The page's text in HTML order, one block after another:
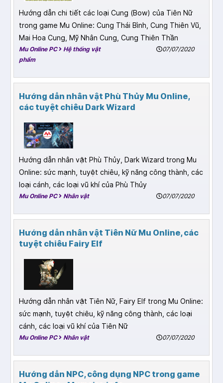
Hướng dẫn chi tiết các loại Cung (Bow) của Tiên Nữ
trong game Mu Online: Cung Thái Bình, Cung Thiên Vũ,
Mai Hoa Cung, Mỹ Nhân Cung, Cung Thiên Thần
Mu Online PC
Hệ thống vật
phẩm
07/07/2020
Hướng dẫn nhân vật Phù Thủy Mu Online,
các tuyệt chiêu Dark Wizard
Hướng dẫn nhân vật Phù Thủy, Dark Wizard trong Mu
Online: sức mạnh, tuyệt chiêu, kỹ năng công thành, các
loại cánh, các loại vũ khí của Phù Thủy
Mu Online PC Nhân vật 07/07/2020
Hướng dẫn nhân vật Tiên Nữ Mu Online, các
tuyệt chiêu Fairy Elf
Hướng dẫn nhân vật Tiên Nữ, Fairy Elf trong Mu Online:
sức mạnh, tuyệt chiêu, kỹ năng công thành, các loại
cánh, các loại vũ khí của Tiên Nữ
Mu Online PC Nhân vật 07/07/2020
Hướng dẫn NPC, công dụng NPC trong game